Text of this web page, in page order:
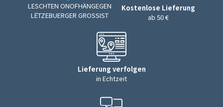
LESCHTEN ONOFHÄNGEGEN
LËTZEBUERGER GROSSIST
Kostenlose Lieferung
ab 50 €
Lieferung verfolgen
in Echtzeit